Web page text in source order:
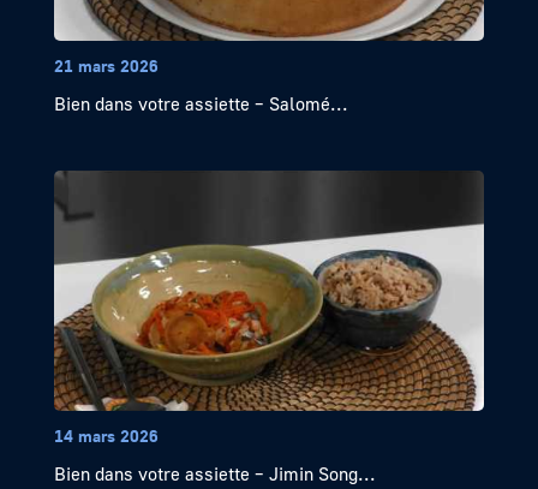
21 mars 2026
Bien dans votre assiette – Salomé...
14 mars 2026
Bien dans votre assiette – Jimin Song...